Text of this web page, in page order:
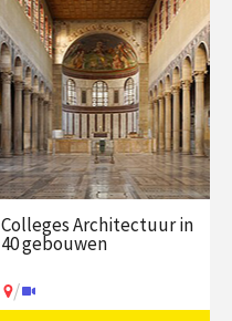
Colleges Architectuur in
40 gebouwen
/